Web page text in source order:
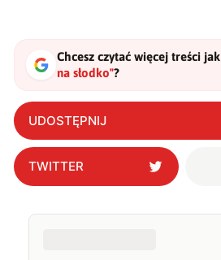
Chcesz czytać więcej treści jak
na słodko"?
UDOSTĘPNIJ
TWITTER